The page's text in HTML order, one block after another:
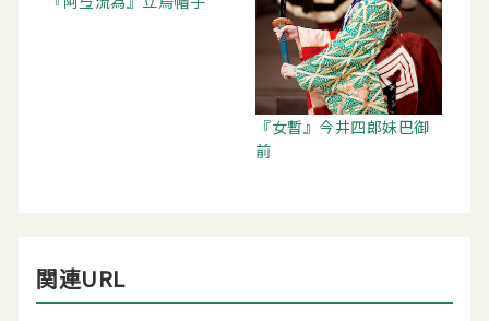
『女暫』今井四郎妹巴御
前
関連URL